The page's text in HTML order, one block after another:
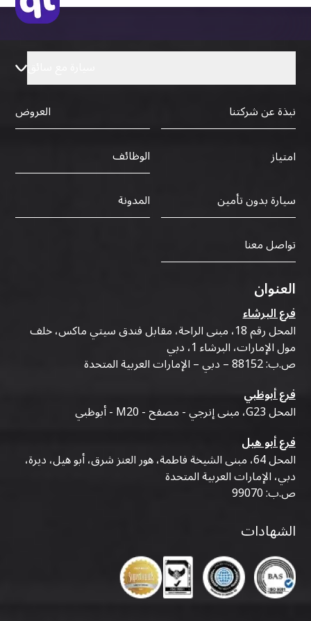
نبذة عن شركتنا
العروض
امتياز
الوظائف
سيارة بدون تأمين
المدونة
تواصل معنا
العنوان
فرع البرشاء
المحل رقم 18، مبنى الراحة، مقابل فندق سيتي ماكس، خلف
مول الإمارات، البرشاء 1، دبي
ص.ب: 88152 – دبي – الإمارات العربية المتحدة
فرع أبوظبي
المحل G23، مبنى إنرجي - مصفح - M20 - أبوظبي
فرع أبو هيل
المحل 64، مبنى الشيخة فاطمة، هور العنز شرق، أبو هيل، ديرة،
دبي، الإمارات العربية المتحدة
ص.ب: 99070
الشهادات